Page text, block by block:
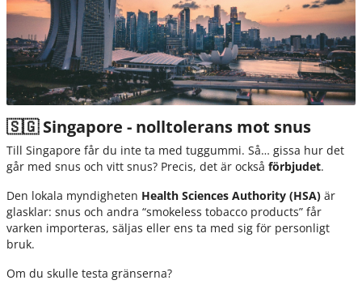
🇸🇬 Singapore - nolltolerans mot snus
Till Singapore får du inte ta med tuggummi. Så… gissa hur det
går med snus och vitt snus? Precis, det är också förbjudet.
Den lokala myndigheten Health Sciences Authority (HSA) är
glasklar: snus och andra “smokeless tobacco products” får
varken importeras, säljas eller ens ta med sig för personligt
bruk.
Om du skulle testa gränserna?